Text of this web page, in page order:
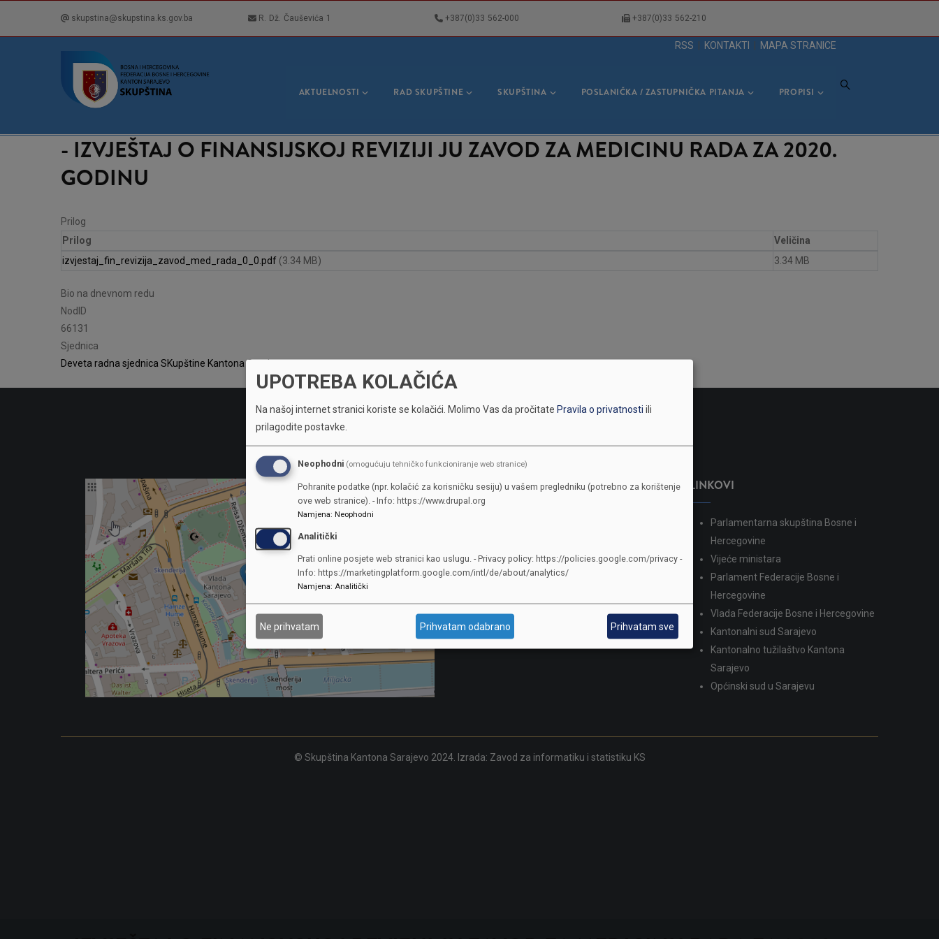
skupstina@skupstina.ks.gov.ba R. Dž. Čauševića 1 +387(0)33 562-000 +387(0)33 562-210
RSS KONTAKTI MAPA STRANICE
NAVIGACIJA
AKTUELNOSTI RAD SKUPŠTINE SKUPŠTINA POSLANIČKA / ZASTUPNIČKA PITANJA PROPISI
- IZVJEŠTAJ O FINANSIJSKOJ REVIZIJI JU ZAVOD ZA MEDICINU RADA ZA 2020.
GODINU
Prilog
Prilog
Veličina
izvjestaj_fin_revizija_zavod_med_rada_0_0.pdf (3.34 MB) 3.34 MB
Bio na dnevnom redu
NodID
66131
Sjednica
Deveta radna sjednica SKupštine Kantona Sarajevo
KONTAKTI
Čauševića 1
387 33 562-044
skupstina@skupstina.ks.gov.ba
LINKOVI
Parlamentarna skupština Bosne i
Hercegovine
Vijeće ministara
Parlament Federacije Bosne i
Hercegovine
Vlada Federacije Bosne i Hercegovine
Kantonalni sud Sarajevo
Kantonalno tužilaštvo Kantona
Sarajevo
Općinski sud u Sarajevu
© Skupština Kantona Sarajevo 2024. Izrada: Zavod za informatiku i statistiku KS
UPOTREBA KOLAČIĆA
Na našoj internet stranici koriste se kolačići. Molimo Vas da pročitate Pravila o privatnosti ili
prilagodite postavke.
Neophodni (omogućuju tehničko funkcioniranje web stranice)
Pohranite podatke (npr. kolačić za korisničku sesiju) u vašem pregledniku (potrebno za korištenje
ove web stranice). - Info: https://www.drupal.org
Namjena: Neophodni
Analitički
Prati online posjete web stranici kao uslugu. - Privacy policy: https://policies.google.com/privacy -
Info: https://marketingplatform.google.com/intl/de/about/analytics/
Namjena: Analitički
Ne prihvatam Prihvatam odabrano Prihvatam sve